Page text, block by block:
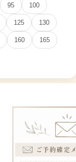
95 100
125 130
160 165